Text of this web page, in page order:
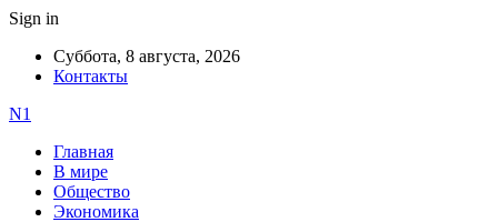
Sign in
Суббота, 8 августа, 2026
Контакты
N1
Главная
В мире
Общество
Экономика